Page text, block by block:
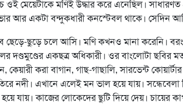
মেয়েটাকে মণিই উদ্ধার করে এনেছিল। সাধারণত
আর একটা বন্দুকধারী কনস্টেবল থাকে। সেদিন
ছেড়ে-ছুড়ে চলে আসি। মণি কখনও মানা করেনি।
দণ্ডমুণ্ডের একছত্র অধিকারী। ওর বাংলোটা ছবির
কেয়ারী করা বাগান, গাছ-গাছালি, সারভেন্ট
নদী। এখানে এলেই মন ভাল হয়ে যায়।
যায়। কাজের লোকেদের ছুটি দিয়ে দেয়। চায়ের